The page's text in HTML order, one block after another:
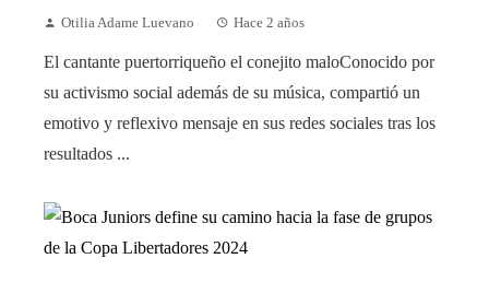
Otilia Adame Luevano Hace 2 años
El cantante puertorriqueño el conejito maloConocido por
su activismo social además de su música, compartió un
emotivo y reflexivo mensaje en sus redes sociales tras los
resultados ...